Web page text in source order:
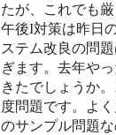
たが、これでも
午後I対策は昨日
ステム改良の問
ぎます。去年や
きたでしょうか
度問題です。よ
のサンプル問題